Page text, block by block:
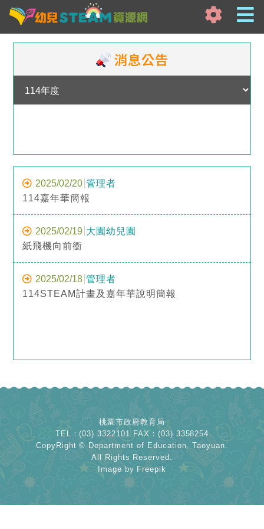
消息公告
2025/02/20 管理者
114嘉年華簡報
2025/02/19 大園幼兒園
紙飛機向前衝
2025/02/18 管理者
114STEAM計畫及嘉年華說明簡報
桃園市政府教育局
TEL：(03) 3322101 FAX：(03) 3358254
CopyRight © Department of Education, Taoyuan.
All Rights Reserved.
Image by Freepik